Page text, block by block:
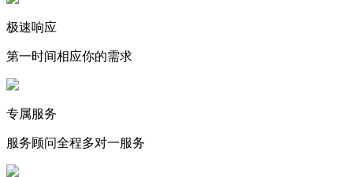
极速响应
第一时间相应你的需求
专属服务
服务顾问全程多对一服务